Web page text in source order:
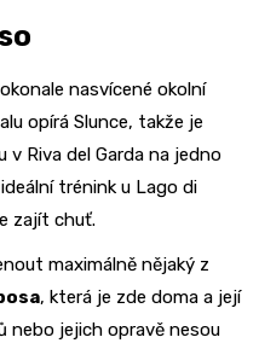
nasvícené okolní
opírá Slunce, takže je
Riva del Garda na jedno
trénink u Lago di
zajít chuť.
maximálně nějaký z
, která je zde doma a její
nebo jejich opravě nesou